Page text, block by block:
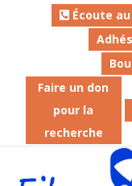
Écoute au
Faire un don
pour la
recherche